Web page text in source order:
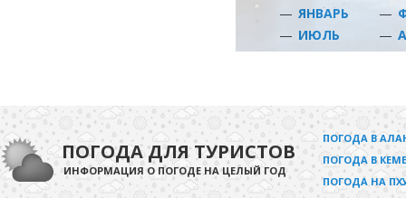
— ЯНВАРЬ —
— ИЮЛЬ —
ПОГОДА ДЛЯ ТУРИСТОВ
ИНФОРМАЦИЯ О ПОГОДЕ НА ЦЕЛЫЙ ГОД
ПОГОДА В
ПОГОДА В
ПОГОДА НА